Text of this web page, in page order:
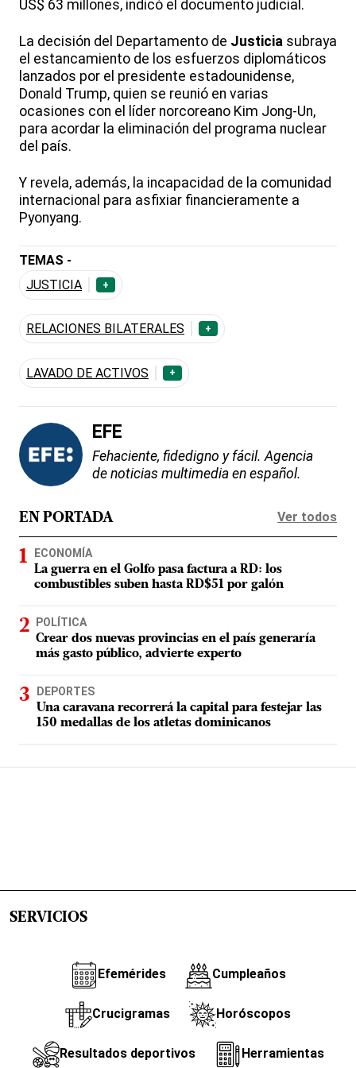
US$ 63 millones, indicó el documento judicial.
La decisión del Departamento de Justicia subraya
el estancamiento de los esfuerzos diplomáticos
lanzados por el presidente estadounidense,
Donald Trump, quien se reunió en varias
ocasiones con el líder norcoreano Kim Jong-Un,
para acordar la eliminación del programa nuclear
del país.
Y revela, además, la incapacidad de la comunidad
internacional para asfixiar financieramente a
Pyonyang.
TEMAS -
JUSTICIA
+
RELACIONES BILATERALES +
LAVADO DE ACTIVOS +
EFE
Fehaciente, fidedigno y fácil. Agencia
de noticias multimedia en español.
EN PORTADA Ver todos
ECONOMÍA
La guerra en el Golfo pasa factura a RD: los
combustibles suben hasta RD$51 por galón
POLÍTICA
Crear dos nuevas provincias en el país generaría
más gasto público, advierte experto
DEPORTES
Una caravana recorrerá la capital para festejar las
150 medallas de los atletas dominicanos
SERVICIOS
Efemérides Cumpleaños
Crucigramas Horóscopos
Resultados deportivos Herramientas